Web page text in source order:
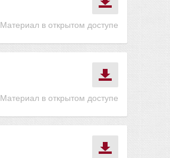
Материал в открытом доступе
Материал в открытом доступе